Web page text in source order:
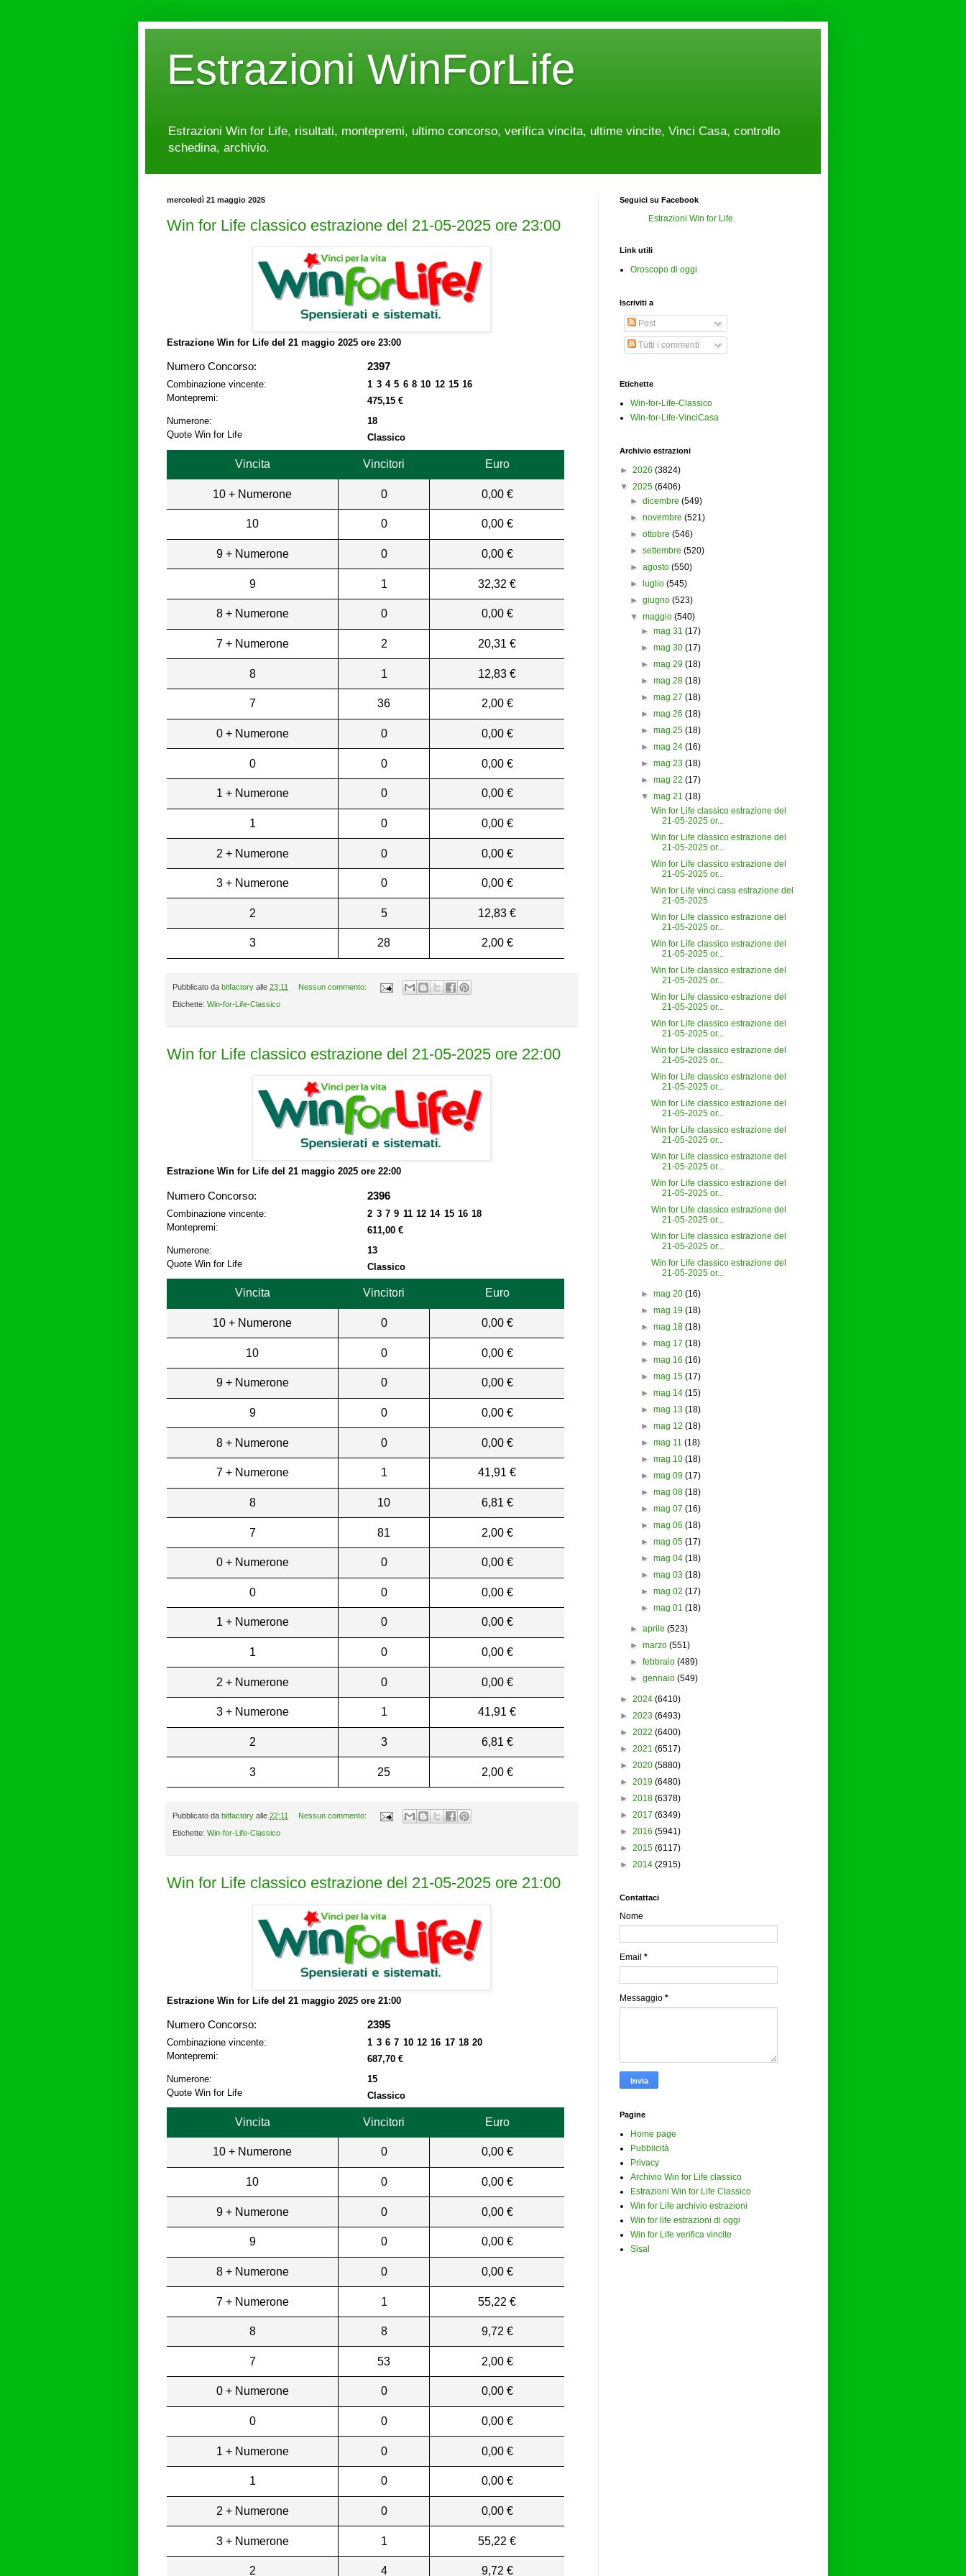
Estrazioni WinForLife
Estrazioni Win for Life, risultati, montepremi, ultimo concorso, verifica vincita, ultime vincite, Vinci Casa, controllo
schedina, archivio.
mercoledì 21 maggio 2025
Win for Life classico estrazione del 21-05-2025 ore 23:00
Estrazione Win for Life del 21 maggio 2025 ore 23:00
Numero Concorso: 2397
Combinazione vincente:
1 3 4 5 6 8 10 12 15 16
Montepremi:
475,15 €
Numerone:
18
Quote Win for Life
Classico
Vincita Vincitori Euro
10 + Numerone 0 0,00 €
10 0 0,00 €
9 + Numerone 0 0,00 €
9 1 32,32 €
8 + Numerone 0 0,00 €
7 + Numerone 2 20,31 €
8 1 12,83 €
7 36 2,00 €
0 + Numerone 0 0,00 €
0 0 0,00 €
1 + Numerone 0 0,00 €
1 0 0,00 €
2 + Numerone 0 0,00 €
3 + Numerone 0 0,00 €
2 5 12,83 €
3 28 2,00 €
Pubblicato da bitfactory alle 23:11 Nessun commento:
Etichette: Win-for-Life-Classico
Win for Life classico estrazione del 21-05-2025 ore 22:00
Estrazione Win for Life del 21 maggio 2025 ore 22:00
Numero Concorso: 2396
Combinazione vincente:
2 3 7 9 11 12 14 15 16 18
Montepremi:
611,00 €
Numerone:
13
Quote Win for Life
Classico
Vincita Vincitori Euro
10 + Numerone 0 0,00 €
10 0 0,00 €
9 + Numerone 0 0,00 €
9 0 0,00 €
8 + Numerone 0 0,00 €
7 + Numerone 1 41,91 €
8 10 6,81 €
7 81 2,00 €
0 + Numerone 0 0,00 €
0 0 0,00 €
1 + Numerone 0 0,00 €
1 0 0,00 €
2 + Numerone 0 0,00 €
3 + Numerone 1 41,91 €
2 3 6,81 €
3 25 2,00 €
Pubblicato da bitfactory alle 22:11 Nessun commento:
Etichette: Win-for-Life-Classico
Win for Life classico estrazione del 21-05-2025 ore 21:00
Estrazione Win for Life del 21 maggio 2025 ore 21:00
Numero Concorso: 2395
Combinazione vincente:
1 3 6 7 10 12 16 17 18 20
Montepremi:
687,70 €
Numerone:
15
Quote Win for Life
Classico
Vincita Vincitori Euro
10 + Numerone 0 0,00 €
10 0 0,00 €
9 + Numerone 0 0,00 €
9 0 0,00 €
8 + Numerone 0 0,00 €
7 + Numerone 1 55,22 €
8 8 9,72 €
7 53 2,00 €
0 + Numerone 0 0,00 €
0 0 0,00 €
1 + Numerone 0 0,00 €
1 0 0,00 €
2 + Numerone 0 0,00 €
3 + Numerone 1 55,22 €
2 4 9,72 €
Seguici su Facebook
Estrazioni Win for Life
Link utili
Oroscopo di oggi
Iscriviti a
Post
Tutti i commenti
Etichette
Win-for-Life-Classico
Win-for-Life-VinciCasa
Archivio estrazioni
► 2026 (3824)
▼ 2025 (6406)
►dicembre (549)
►novembre (521)
►ottobre (546)
►settembre (520)
►agosto (550)
►
luglio (545)
►giugno (523)
▼ maggio (540)
► mag 31 (17)
► mag 30 (17)
► mag 29 (18)
► mag 28 (18)
► mag 27 (18)
► mag 26 (18)
► mag 25 (18)
► mag 24 (16)
► mag 23 (18)
► mag 22 (17)
▼ mag 21 (18)
Win for Life classico estrazione del
21-05-2025 or...
Win for Life classico estrazione del
21-05-2025 or...
Win for Life classico estrazione del
21-05-2025 or...
Win for Life vinci casa estrazione del
21-05-2025
Win for Life classico estrazione del
21-05-2025 or...
Win for Life classico estrazione del
21-05-2025 or...
Win for Life classico estrazione del
21-05-2025 or...
Win for Life classico estrazione del
21-05-2025 or...
Win for Life classico estrazione del
21-05-2025 or...
Win for Life classico estrazione del
21-05-2025 or...
Win for Life classico estrazione del
21-05-2025 or...
Win for Life classico estrazione del
21-05-2025 or...
Win for Life classico estrazione del
21-05-2025 or...
Win for Life classico estrazione del
21-05-2025 or...
Win for Life classico estrazione del
21-05-2025 or...
Win for Life classico estrazione del
21-05-2025 or...
Win for Life classico estrazione del
21-05-2025 or...
Win for Life classico estrazione del
21-05-2025 or...
► mag 20 (16)
► mag 19 (18)
► mag 18 (18)
► mag 17 (18)
► mag 16 (16)
► mag 15 (17)
► mag 14 (15)
► mag 13 (18)
► mag 12 (18)
► mag 11 (18)
► mag 10 (18)
► mag 09 (17)
► mag 08 (18)
► mag 07 (16)
► mag 06 (18)
► mag 05 (17)
► mag 04 (18)
► mag 03 (18)
► mag 02 (17)
► mag 01 (18)
►aprile (523)
►marzo (551)
►febbraio (489)
►gennaio (549)
► 2024 (6410)
► 2023 (6493)
► 2022 (6400)
► 2021 (6517)
► 2020 (5880)
► 2019 (6480)
► 2018 (6378)
► 2017 (6349)
► 2016 (5941)
► 2015 (6117)
► 2014 (2915)
Contattaci
Nome
Email *
Messaggio *
Pagine
Home page
Pubblicità
Privacy
Archivio Win for Life classico
Estrazioni Win for Life Classico
Win for Life archivio estrazioni
Win for life estrazioni di oggi
Win for Life verifica vincite
Sisal